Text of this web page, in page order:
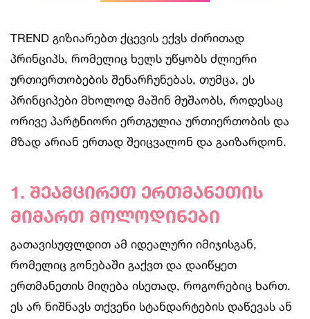
TREND გიზიარებთ ქცევის ექვს ძირითად
პრინციპს, რომელიც ხელს უწყობს ძლიერი
ურთიერთობების შენარჩუნებას, თუმცა, ეს
პრინციპები მხოლოდ მაშინ მუშაობს, როდესაც
ორივე პარტნიორი ერთგულია ურთიერთობის და
მზად არიან ერთად შეიცვალონ და გაიზარდონ.
1. შეამცირეთ ერთმანეთის
მიმართ მოლოდინები
გათავისუფლდით ამ იდეალური იმიჯისგან,
რომელიც გონებაში გაქვთ და დაიწყეთ
ერთმანეთის მიღება ისეთად, როგორებიც ხართ.
ეს არ ნიშნავს თქვენი სტანდარტების დაწევას ან